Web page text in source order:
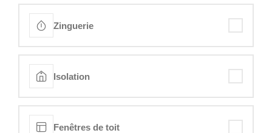
Zinguerie
Isolation
Fenêtres de toit